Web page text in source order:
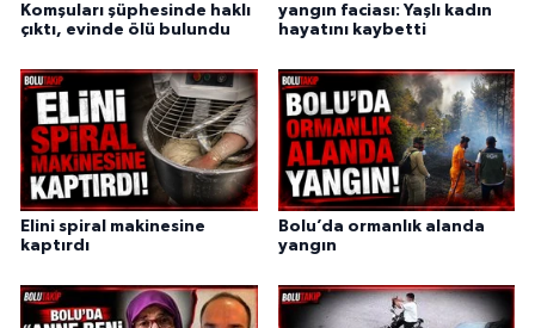
Komşuları şüphesinde haklı
çıktı, evinde ölü bulundu
yangın faciası: Yaşlı kadın
hayatını kaybetti
Elini spiral makinesine
kaptırdı
Bolu’da ormanlık alanda
yangın